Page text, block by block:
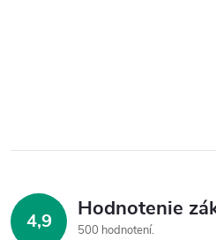
4,9 Hodnotenie
500 hodnotení